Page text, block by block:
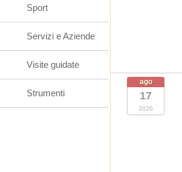
ago
17
2026
Sport
Servizi e Aziende
Visite guidate
Strumenti